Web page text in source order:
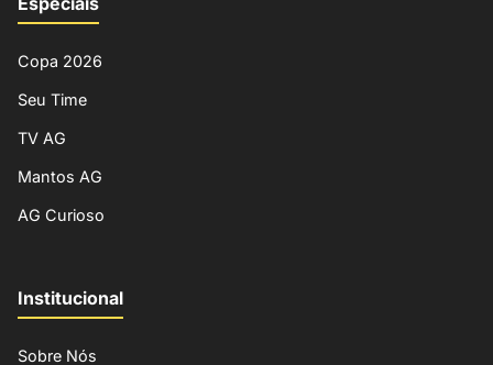
Copa 2026
Seu Time
TV AG
Mantos AG
AG Curioso
Institucional
Sobre Nós